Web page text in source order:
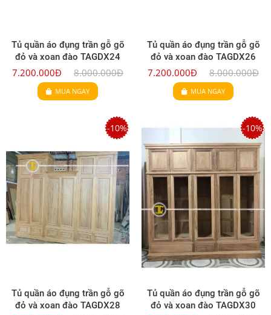
Tủ quần áo đụng trần gỗ gõ
đỏ và xoan đào TAGDX24
7.200.000Đ 8.000.000Đ
MUA NGAY
Tủ quần áo đụng trần gỗ gõ
đỏ và xoan đào TAGDX26
7.200.000Đ 8.000.000Đ
MUA NGAY
-10%
Tủ quần áo đụng trần gỗ gõ
đỏ và xoan đào TAGDX28
-10%
Tủ quần áo đụng trần gỗ gõ
đỏ và xoan đào TAGDX30